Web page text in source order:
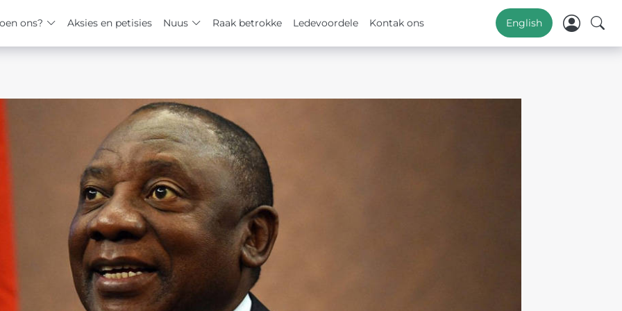
ons? Aksies en petisies Nuus Raak betrokke Ledevoordele Kontak ons English